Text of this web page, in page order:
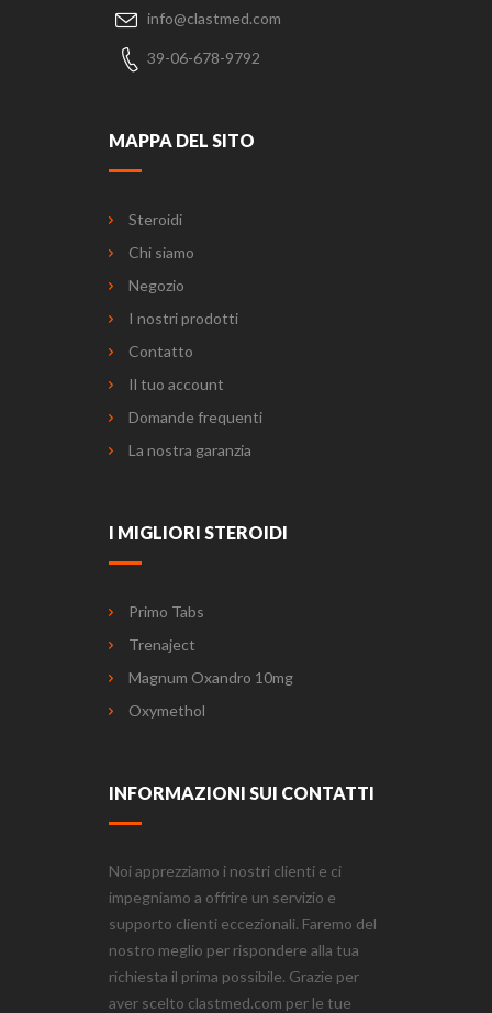
info@clastmed.com
39-06-678-9792
MAPPA DEL SITO
Steroidi
Chi siamo
Negozio
I nostri prodotti
Contatto
Il tuo account
Domande frequenti
La nostra garanzia
I MIGLIORI STEROIDI
Primo Tabs
Trenaject
Magnum Oxandro 10mg
Oxymethol
INFORMAZIONI SUI CONTATTI
Noi apprezziamo i nostri clienti e ci
impegniamo a offrire un servizio e
supporto clienti eccezionali. Faremo del
nostro meglio per rispondere alla tua
richiesta il prima possibile. Grazie per
aver scelto clastmed.com per le tue